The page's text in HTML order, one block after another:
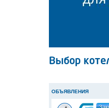
Выбор
ОБЪЯВЛЕНИЯ